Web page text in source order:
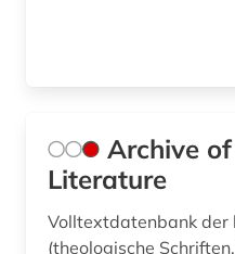
kulturmorphologie (1)
kunst (3)
Archive
Literature
Volltextdatenbank
(theologische